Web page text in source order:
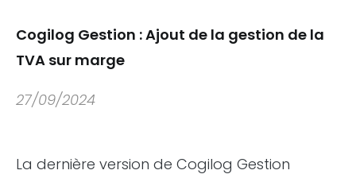
Cogilog Gestion : Ajout de la gestion de la
TVA sur marge
27/09/2024
La dernière version de Cogilog Gestion